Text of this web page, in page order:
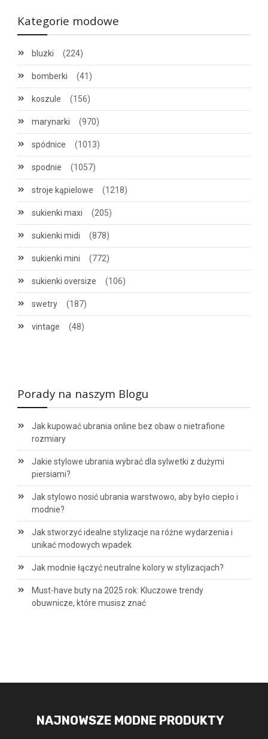
Kategorie modowe
bluzki (224)
bomberki (41)
koszule (156)
marynarki (970)
spódnice (1013)
spodnie (1057)
stroje kąpielowe (1218)
sukienki maxi (205)
sukienki midi (878)
sukienki mini (772)
sukienki oversize (106)
swetry (187)
vintage (48)
Porady na naszym Blogu
Jak kupować ubrania online bez obaw o nietrafione
rozmiary
Jakie stylowe ubrania wybrać dla sylwetki z dużymi
piersiami?
Jak stylowo nosić ubrania warstwowo, aby było ciepło i
modnie?
Jak stworzyć idealne stylizacje na różne wydarzenia i
unikać modowych wpadek
Jak modnie łączyć neutralne kolory w stylizacjach?
Must-have buty na 2025 rok: Kluczowe trendy
obuwnicze, które musisz znać
NAJNOWSZE MODNE PRODUKTY